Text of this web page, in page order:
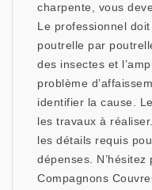
charpente, vous
Le professionnel
poutrelle par
des insectes et
problème
identifier la cause.
les travaux à
les détails requis
dépenses.
Compagnons